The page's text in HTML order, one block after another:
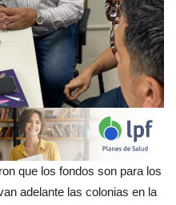
que los fondos son para los
adelante las colonias en la